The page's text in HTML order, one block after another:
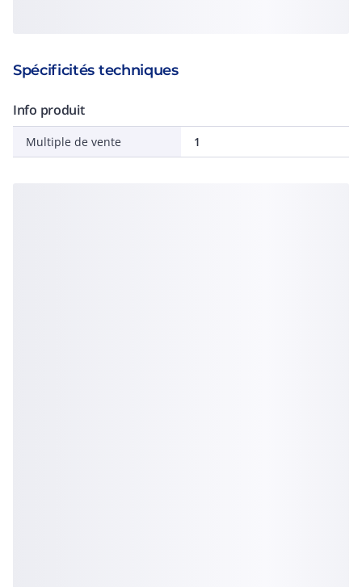
Spécificités techniques
Info produit
Multiple de vente 1